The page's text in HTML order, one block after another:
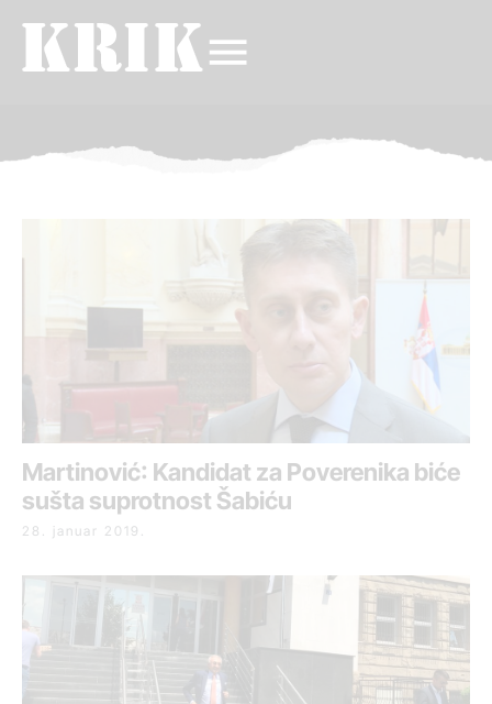
Martinović: Kandidat za Poverenika biće
sušta suprotnost Šabiću
28. januar 2019.